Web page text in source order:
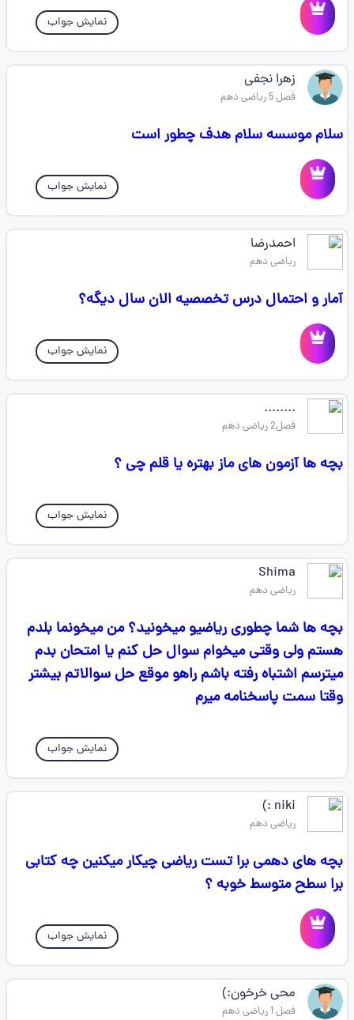
نمایش جواب
زهرا نجفی
فصل 5 ریاضی دهم
سلام موسسه سلام هدف چطور است
نمایش جواب
احمدرضا
ریاضی دهم
آمار و احتمال درس تخصصیه الان سال دیگه؟
نمایش جواب
........
فصل2 ریاضی دهم
بچه ها آزمون های ماز بهتره یا قلم چی ؟
نمایش جواب
Shima
ریاضی دهم
بچه ها شما چطوری ریاضیو میخونید؟ من میخونما بلدم
هستم ولی وقتی میخوام سوال حل کنم یا امتحان بدم
میترسم اشتباه رفته باشم راهو موقع حل سوالاتم بیشتر
وقتا سمت پاسخنامه میرم
نمایش جواب
niki :)
ریاضی دهم
بچه های دهمی برا تست ریاضی چیکار میکنین چه کتابی
برا سطح متوسط خوبه ؟
نمایش جواب
محی خرخون:)
فصل 1 ریاضی دهم